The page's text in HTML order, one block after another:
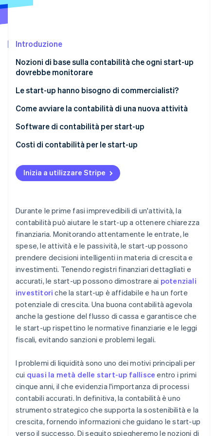
Scopri cosa ti aspetta
Atlas
Climate
Rimozione del carbonio
Identity
Scopri come Stripe sta costruendo l'infrastruttura
Guarda ora
Introduzione
Nozioni di base sulla contabilità che ogni start-up
dovrebbe monitorare
Le start-up hanno bisogno di commercialisti?
Come avviare la contabilità di una nuova attività
Software di contabilità per start-up
Costi di contabilità per le start-up
Contabilità fai-da-te
Contabilità esternalizzata
Costi aggiuntivi
Inizia a utilizzare Stripe
Durante le prime fasi imprevedibili di un'attività, la
contabilità può aiutare le start-up a ottenere chiarezza
finanziaria. Monitorando attentamente le entrate, le
spese, le attività e le passività, le start-up possono
prendere decisioni intelligenti in materia di crescita e
investimenti. Tenendo registri finanziari dettagliati e
accurati, le start-up possono dimostrare ai potenziali
investitori che la start-up è affidabile e ha un forte
potenziale di crescita. Una buona contabilità agevola
anche la gestione del flusso di cassa e garantisce che
le start-up rispettino le normative finanziarie e le leggi
fiscali, evitando sanzioni e problemi legali.
I problemi di liquidità sono uno dei motivi principali per
cui quasi la metà delle start-up fallisce entro i primi
cinque anni, il che evidenzia l'importanza di processi
contabili accurati. In definitiva, la contabilità è uno
strumento strategico che supporta la sostenibilità e la
crescita, fornendo informazioni che guidano le start-up
verso il successo. Di seguito spiegheremo le nozioni di